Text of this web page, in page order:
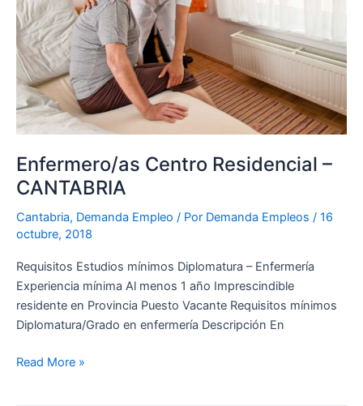
Enfermero/as Centro Residencial –
CANTABRIA
Cantabria, Demanda Empleo / Por Demanda Empleos / 16
octubre, 2018
Requisitos Estudios mínimos Diplomatura – Enfermería
Experiencia mínima Al menos 1 año Imprescindible
residente en Provincia Puesto Vacante Requisitos mínimos
Diplomatura/Grado en enfermería Descripción En
Read More »